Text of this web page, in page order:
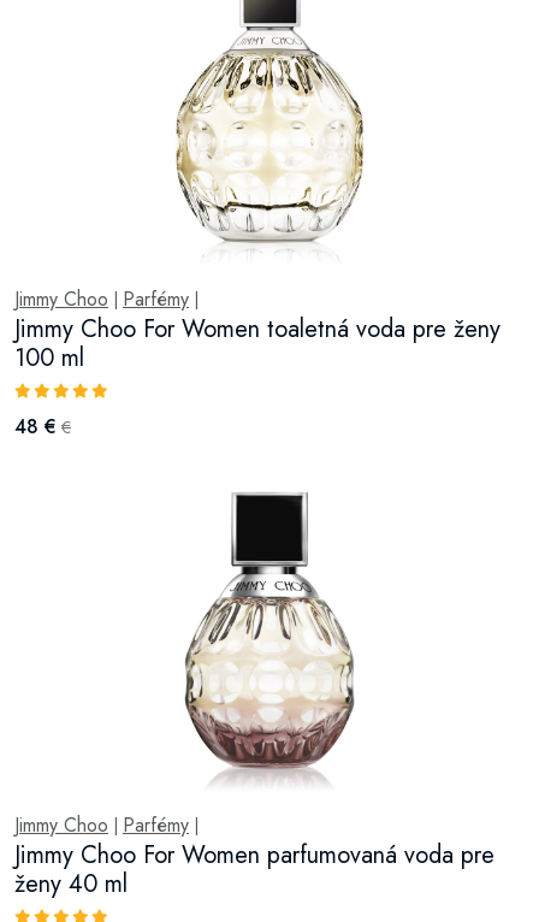
Jimmy Choo Parfémy
Jimmy Choo For Women toaletná voda pre ženy
100 ml
48 € €
Jimmy Choo Parfémy
Jimmy Choo For Women parfumovaná voda pre
ženy 40 ml